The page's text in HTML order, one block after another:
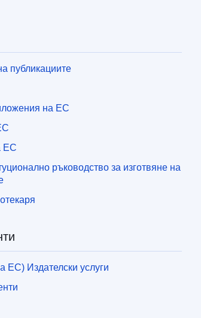
публикациите
на ЕС
ЕС
ръководство за изготвяне на
ЕС) Издателски услуги